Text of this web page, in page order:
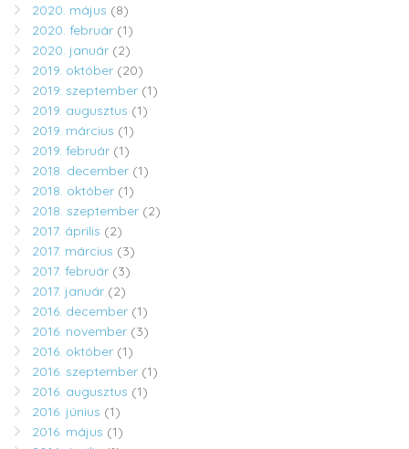
2020. május (8)
2020. február (1)
2020. január (2)
2019. október (20)
2019. szeptember (1)
2019. augusztus (1)
2019. március (1)
2019. február (1)
2018. december (1)
2018. október (1)
2018. szeptember (2)
2017. április (2)
2017. március (3)
2017. február (3)
2017. január (2)
2016. december (1)
2016. november (3)
2016. október (1)
2016. szeptember (1)
2016. augusztus (1)
2016. június (1)
2016. május (1)